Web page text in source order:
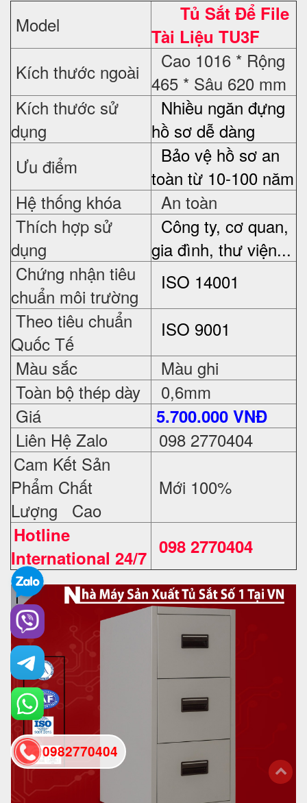
Model
Tủ Sắt Để File
Tài Liệu TU3F
Kích thước ngoài
Cao 1016 * Rộng
465 * Sâu 620 mm
Kích thước sử
dụng
Nhiều ngăn đựng
hồ sơ dễ dàng
Ưu điểm
Bảo vệ hồ sơ an
toàn từ 10-100 năm
Hệ thống khóa
An toàn
Thích hợp sử
dụng
Công ty, cơ quan,
gia đình, thư viện...
Chứng nhận tiêu
chuẩn môi trường
ISO 14001
Theo tiêu chuẩn
Quốc Tế
ISO 9001
Màu sắc
Màu ghi
Toàn bộ thép dày
0,6mm
Giá
5.700.000 VNĐ
Liên Hệ Zalo
098 2770404
Cam Kết Sản
Phẩm Chất
Lượng Cao
Mới 100%
Hotline
International 24/7 098 2770404
0982770404